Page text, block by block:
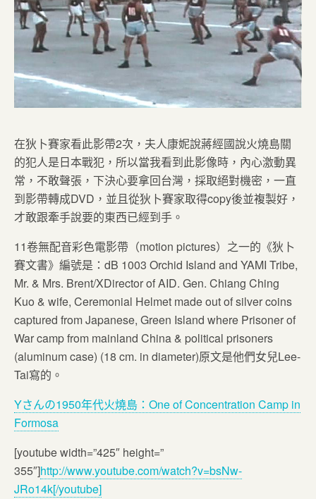
在狄卜賽家看此影帶2次，夫人康妮說蔣經國說火燒島關
的犯人是日本戰犯，所以當我看到此影像時，內心激動異
常，不敢聲張，下決心要拿回台灣，採取絕對機密，一直
到影帶轉成DVD，並且從狄卜賽家取得copy後並複製好，
才敢跟牽手說要的東西已經到手。
11卷無配音彩色電影帶（motion pictures）之一的《狄卜
賽文書》編號是：dB 1003 Orchid Island and YAMI Tribe,
Mr. & Mrs. Brent/XDirector of AID. Gen. Chiang Ching
Kuo & wife, Ceremonial Helmet made out of silver coins
captured from Japanese, Green Island where Prisoner of
War camp from mainland China & political prisoners
(aluminum case) (18 cm. in diameter)原文是他們女兒Lee-
Tai寫的。
Yさんの1950年代火燒島：One of Concentration Camp in
Formosa
[youtube width=”425″ height=”
355″]http://www.youtube.com/watch?v=bsNw-
JRo14k[/youtube]